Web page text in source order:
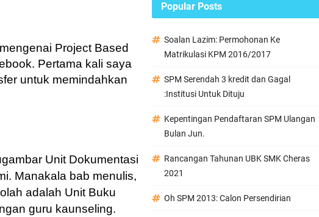
Project Based
Pertama kali saya
untuk memindahkan
Unit Dokumentasi
Manakala bab menulis,
adalah Unit Buku
guru kaunseling.
Popular Posts
Soalan Lazim: Permohonan Ke
Matrikulasi KPM 2016/2017
SPM Serendah 3 kredit dan Gagal
:Institusi Untuk Dituju
Kepentingan Pendaftaran SPM Ulangan
Bulan Jun.
Rancangan Tahunan UBK SMK Cheras
2021
Oh SPM 2013: Calon Persendirian